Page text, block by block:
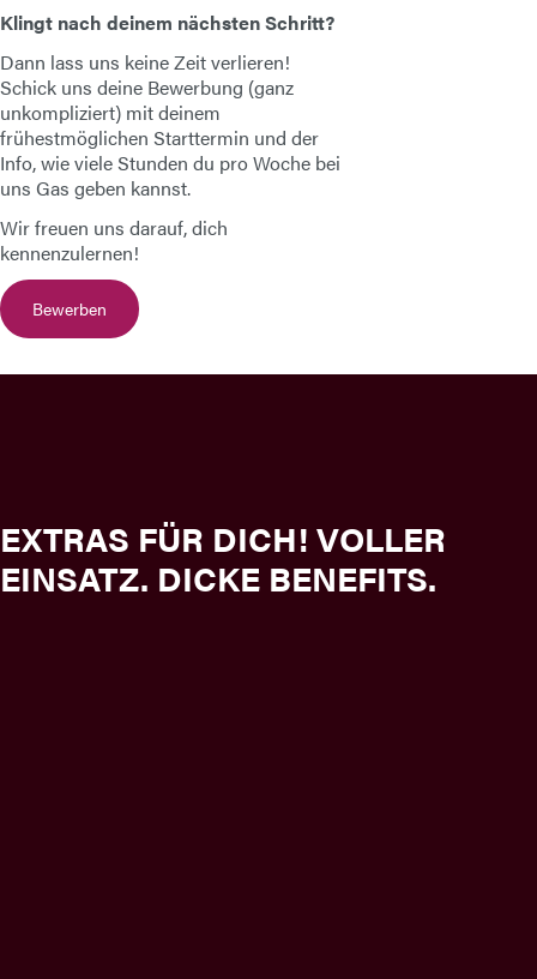
Klingt nach deinem nächsten Schritt?
Dann lass uns keine Zeit verlieren!
Schick uns deine Bewerbung (ganz
unkompliziert) mit deinem
frühestmöglichen Starttermin und der
Info, wie viele Stunden du pro Woche bei
uns Gas geben kannst.
Wir freuen uns darauf, dich
kennenzulernen!
Bewerben
EXTRAS FÜR DICH! VOLLER
EINSATZ. DICKE BENEFITS.